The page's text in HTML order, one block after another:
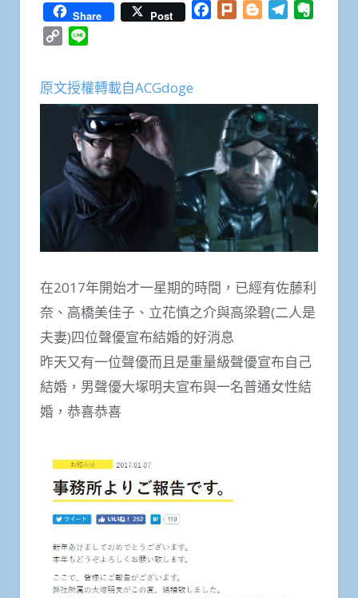
Share Post Facebook
Plurk BloggerTelegram
Copy
原文授權轉載自ACGdoge
在2017年開始才一星期的時間，已經有佐藤利
奈、高橋美佳子、立花慎之介與高梁碧(二人是
夫妻)四位聲優宣布結婚的好消息
昨天又有一位聲優而且是重量級聲優宣布自己
結婚，男聲優大塚明夫宣布與一名普通女性結
婚，恭喜恭喜